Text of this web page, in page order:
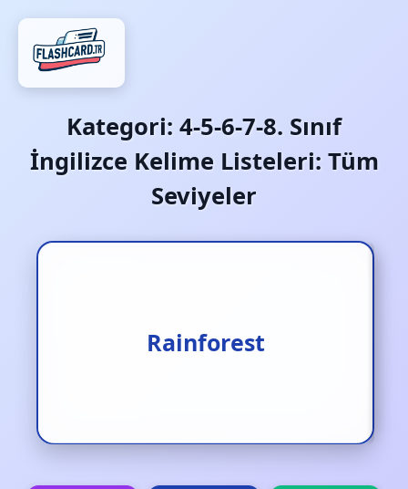
Kategori: 4-5-6-7-8. Sınıf
İngilizce Kelime Listeleri: Tüm
Seviyeler
Rainforest
Yağmur ormanı